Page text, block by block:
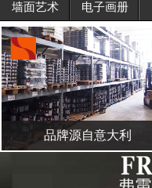
墙面艺术 电子画册
品牌源自意大利